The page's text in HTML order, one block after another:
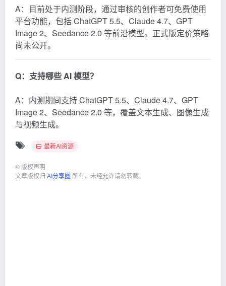
A：目前处于内测阶段，通过审核的创作者可免费使用
平台功能，包括 ChatGPT 5.5、Claude 4.7、GPT
Image 2、Seedance 2.0 等前沿模型。正式版定价策略
尚未公开。
Q：支持哪些 AI 模型？
A：内测期间支持 ChatGPT 5.5、Claude 4.7、GPT
Image 2、Seedance 2.0 等，覆盖文本生成、图像生成
与视频生成。
最新AI资源
© 版权声明
文章版权归 AI分享圈 所有，未经允许请勿转载。